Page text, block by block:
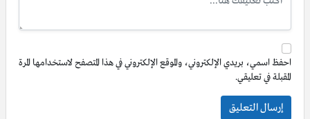
احفظ اسمي، بريدي الإلكتروني، والموقع الإلكتروني في هذا المتصفح لاستخدامها المرة
المقبلة في تعليقي.